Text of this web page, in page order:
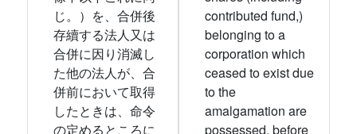
じ。）を、合併後
存續する法人又は
合併に因り消滅し
た他の法人が、合
併前において取得
したときは、命令
の定めるところに
contributed fund,)
belonging to a
corporation which
ceased to exist due
to the
amalgamation are
possessed, before